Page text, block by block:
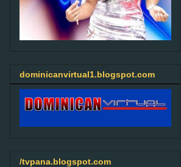
dominicanvirtual1.blogspot.com
/tvpana.blogspot.com